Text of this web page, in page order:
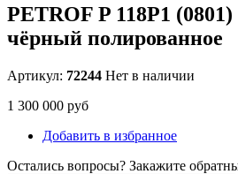
PETROF P 118P1
чёрный полированное
Артикул: 72244 Нет в наличии
1 300 000 руб
Добавить в избранное
Остались вопросы? Закажите